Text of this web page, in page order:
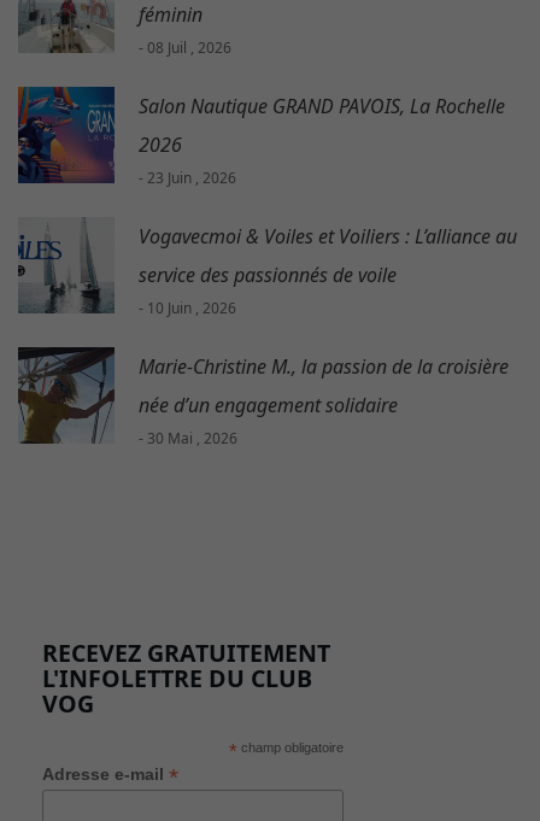
féminin
- 08 Juil , 2026
Salon Nautique GRAND PAVOIS, La Rochelle
2026
- 23 Juin , 2026
Vogavecmoi & Voiles et Voiliers : L’alliance au
service des passionnés de voile
- 10 Juin , 2026
Marie-Christine M., la passion de la croisière
née d’un engagement solidaire
- 30 Mai , 2026
RECEVEZ GRATUITEMENT
L'INFOLETTRE DU CLUB
VOG
* champ obligatoire
Adresse e-mail *